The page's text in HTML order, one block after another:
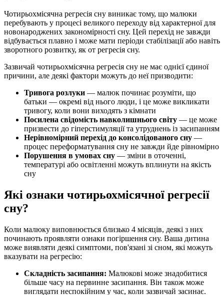
Чотирьохмісячна регресія сну виникає тому, що малюки
перебувають у процесі великого переходу від характерної для
новонароджених закономірності сну. Цей перехід не завжди
відбувається плавно і може мати періоди стабілізації або навіть
зворотного розвитку, як от регресія сну.
Зазвичай чотирьохмісячна регресія сну не має однієї єдиної
причини, але деякі фактори можуть до неї призводити:
Тривога розлуки — малюк починає розуміти, що
батьки — окремі від нього люди, і це може викликати
тривогу, коли вони виходять з кімнати
Посилена свідомість навколишнього світу — це може
призвести до гіперстимуляції та утруднень із засипанням
Нерівномірний перехід до консолідованого сну —
процес переформатування сну не завжди йде рівномірно
Порушення в умовах сну — зміни в оточенні,
температурі або освітленні можуть вплинути на якість
сну
Які ознаки чотирьохмісячної регресії
сну?
Коли малюку виповнюється близько 4 місяців, деякі з них
починають проявляти ознаки погіршення сну. Ваша дитина
може виявляти деякі симптоми, пов'язані зі сном, які можуть
вказувати на регресію:
Складність засипання: Малюкові може знадобитися
більше часу на первинне засипання. Він також може
виглядати неспокійним у час, коли зазвичай засинає.